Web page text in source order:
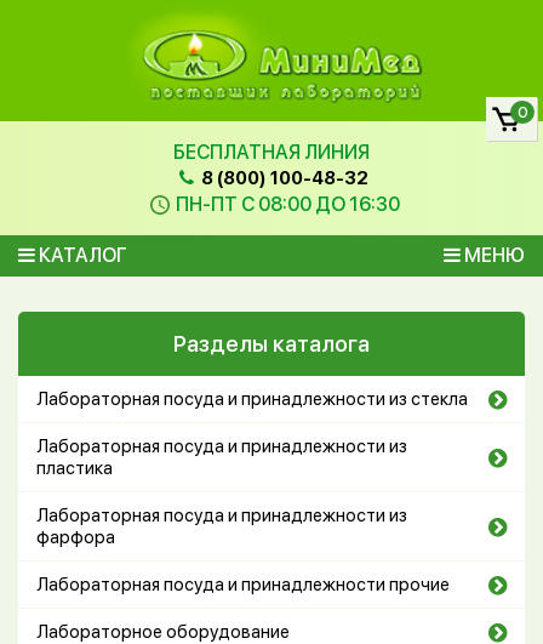
БЕСПЛАТНАЯ ЛИНИЯ
8 (800) 100-48-32
ПН-ПТ С 08:00 ДО 16:30
КАТАЛОГ МЕНЮ
0
Разделы каталога
Лабораторная посуда и принадлежности из стекла
Лабораторная посуда и принадлежности из
пластика
Лабораторная посуда и принадлежности из
фарфора
Лабораторная посуда и принадлежности прочие
Лабораторное оборудование